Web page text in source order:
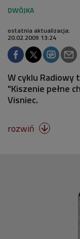
ostatnia aktualizacja:
20.02.2009 13:24
W cyklu Radiowy
"Kiszenie pełne
Visniec.
rozwiń 